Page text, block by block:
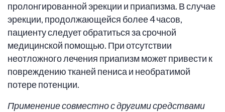
пролонгированной эрекции и приапизма. В случае
эрекции, продолжающейся более 4 часов,
пациенту следует обратиться за срочной
медицинской помощью. При отсутствии
неотложного лечения приапизм может привести к
повреждению тканей пениса и необратимой
потере потенции.
Применение совместно с другими средствами